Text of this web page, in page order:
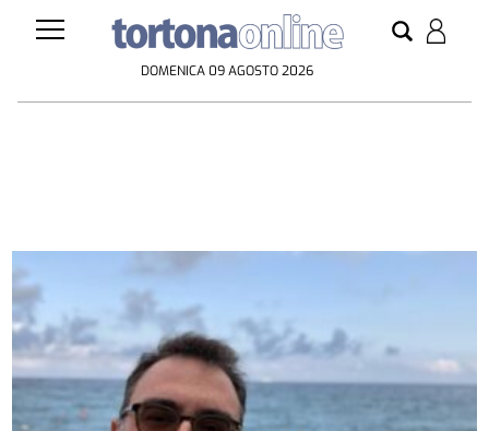
DOMENICA 09 AGOSTO 2026